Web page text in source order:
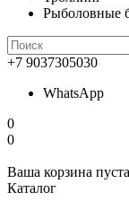
Рыболовные
+7 9037305030
WhatsApp
0
0
Ваша корзина
Каталог